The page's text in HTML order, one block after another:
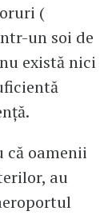
(
un soi de
există nici
că oamenii
au